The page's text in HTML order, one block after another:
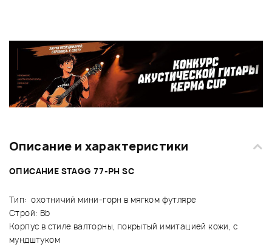
Описание и характеристики
ОПИСАНИЕ STAGG 77-PH SC
Тип: охотничий мини-горн в мягком футляре
Строй: Bb
Корпус в стиле валторны, покрытый имитацией кожи, с
мундштуком